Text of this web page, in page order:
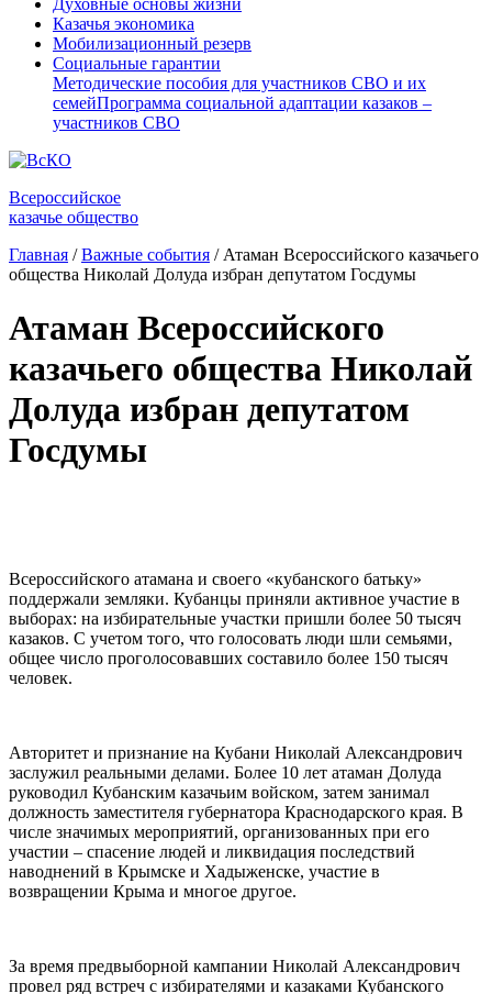
Духовные основы жизни
Казачья экономика
Мобилизационный резерв
Социальные гарантии
Методические пособия для участников СВО и их
семейПрограмма социальной адаптации казаков –
участников СВО
Всероссийское
казачье общество
Главная / Важные события / Атаман Всероссийского казачьего
общества Николай Долуда избран депутатом Госдумы
Атаман Всероссийского
казачьего общества Николай
Долуда избран депутатом
Госдумы
Всероссийского атамана и своего «кубанского батьку»
поддержали земляки. Кубанцы приняли активное участие в
выборах: на избирательные участки пришли более 50 тысяч
казаков. С учетом того, что голосовать люди шли семьями,
общее число проголосовавших составило более 150 тысяч
человек.
Авторитет и признание на Кубани Николай Александрович
заслужил реальными делами. Более 10 лет атаман Долуда
руководил Кубанским казачьим войском, затем занимал
должность заместителя губернатора Краснодарского края. В
числе значимых мероприятий, организованных при его
участии – спасение людей и ликвидация последствий
наводнений в Крымске и Хадыженске, участие в
возвращении Крыма и многое другое.
За время предвыборной кампании Николай Александрович
провел ряд встреч с избирателями и казаками Кубанского